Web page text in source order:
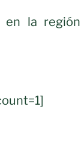
en la región